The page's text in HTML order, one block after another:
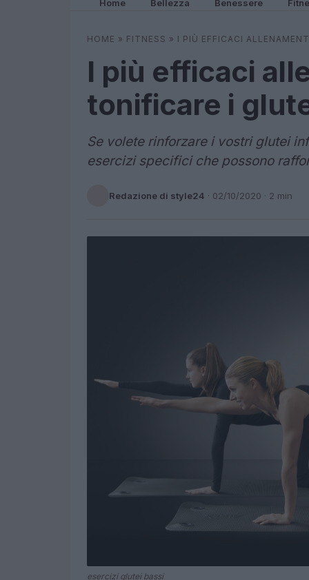
Home Bellezza Benessere
HOME » FITNESS » I PIÙ EFFICACI
I più efficaci
tonificare i
Se volete rinforzare i vostri glutei
esercizi specifici che possono
Redazione di style24 · 02/10/2020 · 2 min
esercizi glutei bassi